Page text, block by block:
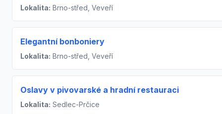
Lokalita: Brno-střed, Veveří
Elegantní bonboniery
Lokalita: Brno-střed, Veveří
Oslavy v pivovarské a hradní restauraci
Lokalita: Sedlec-Prčice